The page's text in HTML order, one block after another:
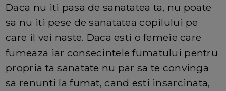
Daca nu iti pasa de sanatatea ta, nu poate
sa nu iti pese de sanatatea copilului pe
care il vei naste. Daca esti o femeie care
fumeaza iar consecintele fumatului pentru
propria ta sanatate nu par sa te convinga
sa renunti la fumat, cand esti insarcinata,